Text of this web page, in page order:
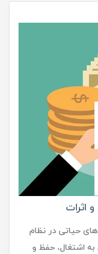
اثرات
حیاتی در نظام
اشتغال، حفظ و